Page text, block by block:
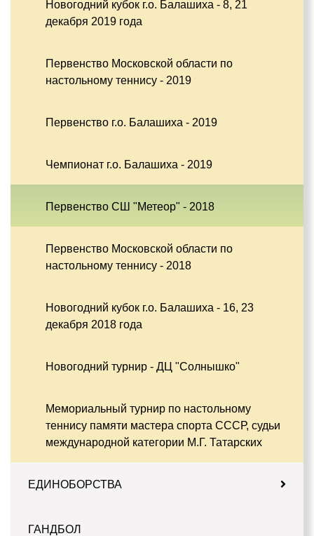
Новогодний кубок г.о. Балашиха - 8, 21
декабря 2019 года
Первенство Московской области по
настольному теннису - 2019
Первенство г.о. Балашиха - 2019
Чемпионат г.о. Балашиха - 2019
Первенство СШ "Метеор" - 2018
Первенство Московской области по
настольному теннису - 2018
Новогодний кубок г.о. Балашиха - 16, 23
декабря 2018 года
Новогодний турнир - ДЦ "Солнышко"
Мемориальный турнир по настольному
теннису памяти мастера спорта СССР, судьи
международной категории М.Г. Татарских
ЕДИНОБОРСТВА
ГАНДБОЛ